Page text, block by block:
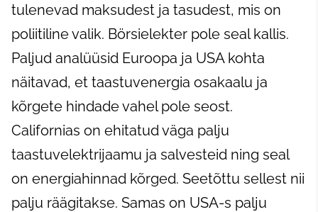
tulenevad maksudest ja tasudest, mis on
poliitiline valik. Börsielekter pole seal kallis.
Paljud analüüsid Euroopa ja USA kohta
näitavad, et taastuvenergia osakaalu ja
kõrgete hindade vahel pole seost.
Californias on ehitatud väga palju
taastuvelektrijaamu ja salvesteid ning seal
on energiahinnad kõrged. Seetõttu sellest nii
palju räägitakse. Samas on USA-s palju